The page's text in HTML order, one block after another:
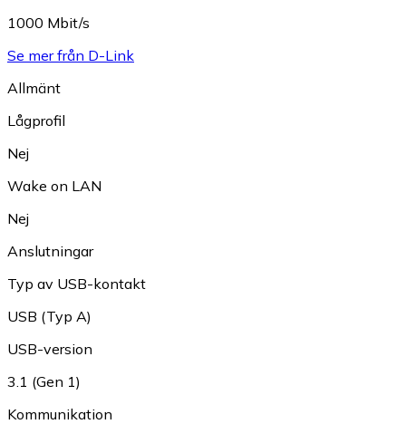
1000 Mbit/s
Se mer från D-Link
Allmänt
Lågprofil
Nej
Wake on LAN
Nej
Anslutningar
Typ av USB-kontakt
USB (Typ A)
USB-version
3.1 (Gen 1)
Kommunikation